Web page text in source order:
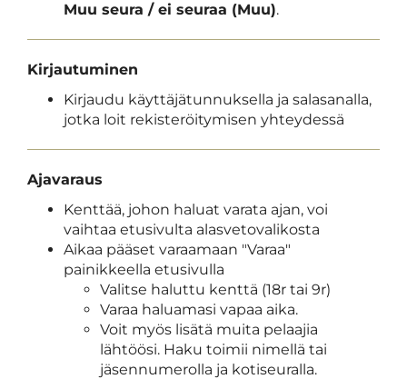
Muu seura / ei seuraa (Muu).
Kirjautuminen
Kirjaudu käyttäjätunnuksella ja salasanalla,
jotka loit rekisteröitymisen yhteydessä
Ajavaraus
Kenttää, johon haluat varata ajan, voi
vaihtaa etusivulta alasvetovalikosta
Aikaa pääset varaamaan "Varaa"
painikkeella etusivulla
Valitse haluttu kenttä (18r tai 9r)
Varaa haluamasi vapaa aika.
Voit myös lisätä muita pelaajia
lähtöösi. Haku toimii nimellä tai
jäsennumerolla ja kotiseuralla.